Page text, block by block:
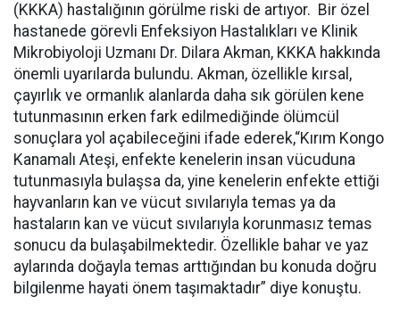
(KKKA) hastalığının görülme riski de artıyor. Bir özel
hastanede görevli Enfeksiyon Hastalıkları ve Klinik
Mikrobiyoloji Uzmanı Dr. Dilara Akman, KKKA hakkında
önemli uyarılarda bulundu. Akman, özellikle kırsal,
çayırlık ve ormanlık alanlarda daha sık görülen kene
tutunmasının erken fark edilmediğinde ölümcül
sonuçlara yol açabileceğini ifade ederek,“Kırım Kongo
Kanamalı Ateşi, enfekte kenelerin insan vücuduna
tutunmasıyla bulaşsa da, yine kenelerin enfekte ettiği
hayvanların kan ve vücut sıvılarıyla temas ya da
hastaların kan ve vücut sıvılarıyla korunmasız temas
sonucu da bulaşabilmektedir. Özellikle bahar ve yaz
aylarında doğayla temas arttığından bu konuda doğru
bilgilenme hayati önem taşımaktadır” diye konuştu.